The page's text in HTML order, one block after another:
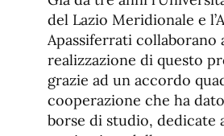
del Lazio Meridionale e
Apassiferrati collaborano
realizzazione di questo
grazie ad un accordo
cooperazione che ha
borse di studio, dedicate